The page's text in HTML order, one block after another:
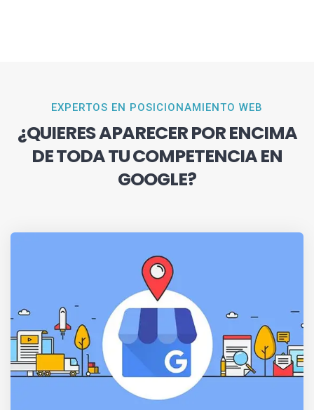
EXPERTOS EN POSICIONAMIENTO WEB
¿QUIERES APARECER POR ENCIMA
DE TODA TU COMPETENCIA EN
GOOGLE?